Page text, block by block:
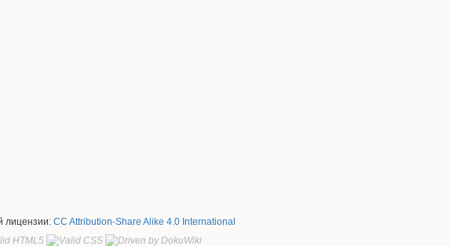
лицензии: CC Attribution-Share Alike 4.0 International